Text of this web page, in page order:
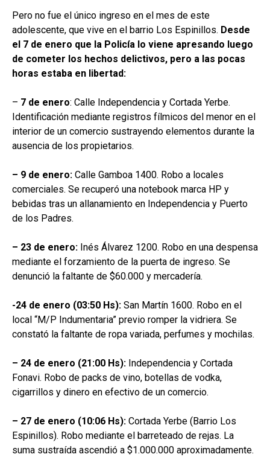
Pero no fue el único ingreso en el mes de este
adolescente, que vive en el barrio Los Espinillos. Desde
el 7 de enero que la Policía lo viene apresando luego
de cometer los hechos delictivos, pero a las pocas
horas estaba en libertad:
– 7 de enero: Calle Independencia y Cortada Yerbe.
Identificación mediante registros fílmicos del menor en el
interior de un comercio sustrayendo elementos durante la
ausencia de los propietarios.
– 9 de enero: Calle Gamboa 1400. Robo a locales
comerciales. Se recuperó una notebook marca HP y
bebidas tras un allanamiento en Independencia y Puerto
de los Padres.
– 23 de enero: Inés Álvarez 1200. Robo en una despensa
mediante el forzamiento de la puerta de ingreso. Se
denunció la faltante de $60.000 y mercadería.
-24 de enero (03:50 Hs): San Martín 1600. Robo en el
local “M/P Indumentaria” previo romper la vidriera. Se
constató la faltante de ropa variada, perfumes y mochilas.
– 24 de enero (21:00 Hs): Independencia y Cortada
Fonavi. Robo de packs de vino, botellas de vodka,
cigarrillos y dinero en efectivo de un comercio.
– 27 de enero (10:06 Hs): Cortada Yerbe (Barrio Los
Espinillos). Robo mediante el barreteado de rejas. La
suma sustraída ascendió a $1.000.000 aproximadamente.